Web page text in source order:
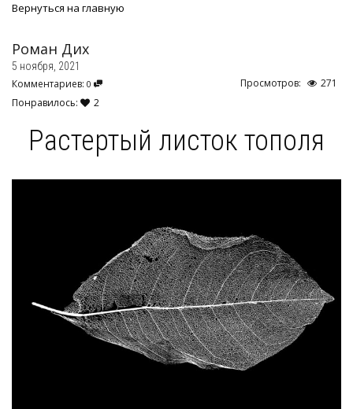
Вернуться на главную
Роман Дих
5 ноября, 2021
Комментариев: 0 Просмотров:
271
Понравилось:
2
Растертый листок тополя